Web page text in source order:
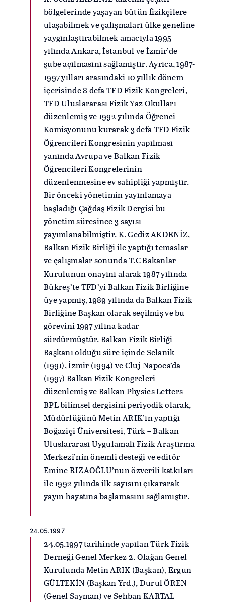
bölgelerinde yaşayan bütün fizikçilere
ulaşabilmek ve çalışmaları ülke geneline
yaygınlaştırabilmek amacıyla 1995
yılında Ankara, İstanbul ve İzmir’de
şube açılmasını sağlamıştır. Ayrıca, 1987-
1997 yılları arasındaki 10 yıllık dönem
içerisinde 8 defa TFD Fizik Kongreleri,
TFD Uluslararası Fizik Yaz Okulları
düzenlemiş ve 1992 yılında Öğrenci
Komisyonunu kurarak 3 defa TFD Fizik
Öğrencileri Kongresinin yapılması
yanında Avrupa ve Balkan Fizik
Öğrencileri Kongrelerinin
düzenlenmesine ev sahipliği yapmıştır.
Bir önceki yönetimin yayınlamaya
başladığı Çağdaş Fizik Dergisi bu
yönetim süresince 3 sayısı
yayımlanabilmiştir. K. Gediz AKDENİZ,
Balkan Fizik Birliği ile yaptığı temaslar
ve çalışmalar sonunda T.C Bakanlar
Kurulunun onayını alarak 1987 yılında
Bükreş’te TFD’yi Balkan Fizik Birliğine
üye yapmış, 1989 yılında da Balkan Fizik
Birliğine Başkan olarak seçilmiş ve bu
görevini 1997 yılına kadar
sürdürmüştür. Balkan Fizik Birliği
Başkanı olduğu süre içinde Selanik
(1991), İzmir (1994) ve Cluj-Napoca’da
(1997) Balkan Fizik Kongreleri
düzenlemiş ve Balkan Physics Letters –
BPL bilimsel dergisini periyodik olarak,
Müdürlüğünü Metin ARIK’ın yaptığı
Boğaziçi Üniversitesi, Türk – Balkan
Uluslararası Uygulamalı Fizik Araştırma
Merkezi’nin önemli desteği ve editör
Emine RIZAOĞLU’nun özverili katkıları
ile 1992 yılında ilk sayısını çıkararak
yayın hayatına başlamasını sağlamıştır.
24.05.1997
24.05.1997 tarihinde yapılan Türk Fizik
Derneği Genel Merkez 2. Olağan Genel
Kurulunda Metin ARIK (Başkan), Ergun
GÜLTEKİN (Başkan Yrd.), Durul ÖREN
(Genel Sayman) ve Sehban KARTAL